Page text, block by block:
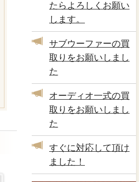
たらよろしくお願い
します。
サブウーファーの買
取りをお願いしまし
た
オーディオ一式の買
取りをお願いしまし
た
すぐに対応して頂け
ました！